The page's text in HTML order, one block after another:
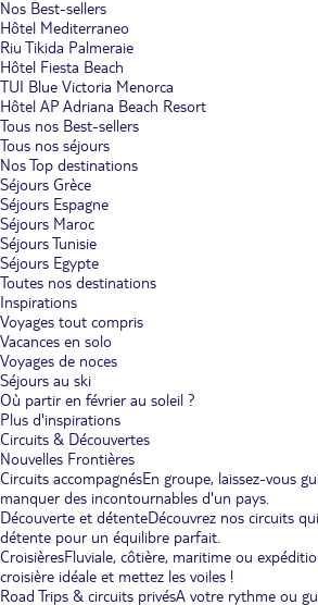
Nos Best-sellers
Hôtel Mediterraneo
Riu Tikida Palmeraie
Hôtel Fiesta Beach
TUI Blue Victoria Menorca
Hôtel AP Adriana Beach Resort
Tous nos Best-sellers
Tous nos séjours
Nos Top destinations
Séjours Grèce
Séjours Espagne
Séjours Maroc
Séjours Tunisie
Séjours Egypte
Toutes nos destinations
Inspirations
Voyages tout compris
Vacances en solo
Voyages de noces
Séjours au ski
Où partir en février au soleil ?
Plus d'inspirations
Circuits & Découvertes
Nouvelles Frontières
Circuits accompagnésEn groupe, laissez-vous
manquer des incontournables d'un pays.
Découverte et détenteDécouvrez nos circuits
détente pour un équilibre parfait.
CroisièresFluviale, côtière, maritime ou
croisière idéale et mettez les voiles !
Road Trips & circuits privésA votre rythme ou